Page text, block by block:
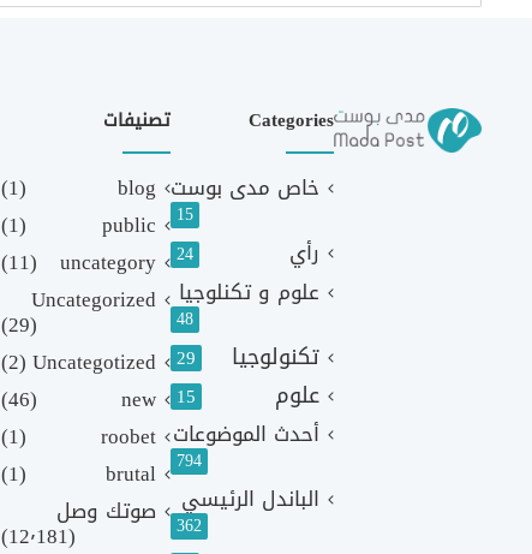
Categories
خاص مدى بوست
15
رأي 24
علوم و تكنلوجيا
48
تكنولوجيا 29
علوم 15
أحدث الموضوعات
794
الباندل الرئيسي
362
تصنيفات
blog
(1)
public
(1)
uncategory
(11)
Uncategorized
(29)
Uncategotized
(2)
new
(46)
roobet
(1)
brutal
(1)
صوتك وصل
(12٬181)